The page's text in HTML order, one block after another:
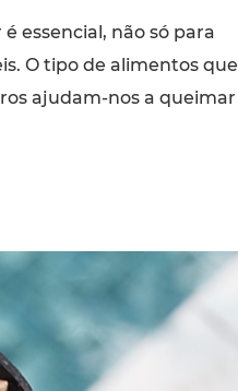
essencial, não só para
O tipo de alimentos que
ajudam-nos a queimar